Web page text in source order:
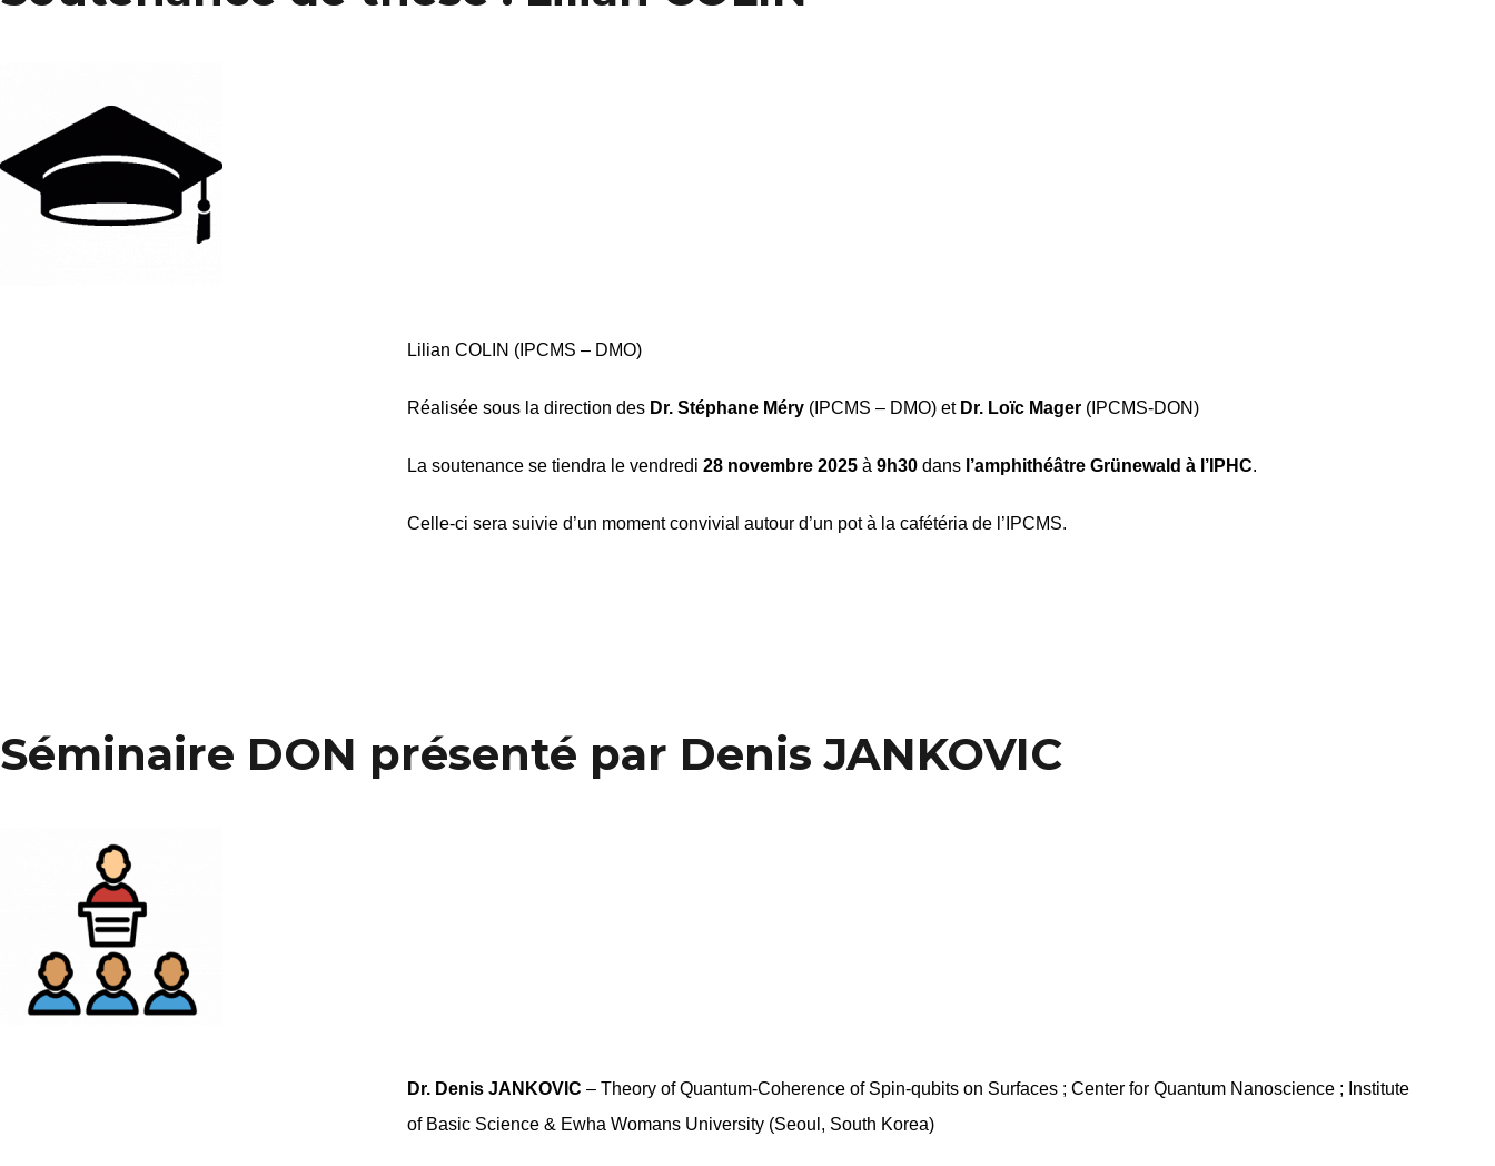
Lilian COLIN (IPCMS – DMO)
Réalisée sous la direction des Dr. Stéphane Méry(IPCMS – DMO) et Dr. Loïc Mager(IPCMS-DON)
La soutenance se tiendra le vendredi 28 novembre 2025à 9h30dans l’amphithéâtre Grünewald à l’IPHC.
Celle-ci sera suivie d’un moment convivial autour d’un pot à la cafétéria de l’IPCMS.
Séminaire DON présenté par Denis JANKOVIC
Dr. Denis JANKOVIC – Theory of Quantum-Coherence of Spin-qubits on Surfaces ; Center for Quantum Nanoscience ; Institute
of Basic Science & Ewha Womans University (Seoul, South Korea)